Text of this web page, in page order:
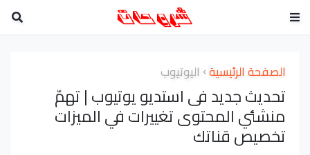
الصفحة الرئيسية اليوتيوب
تحديث جديد فى استديو يوتيوب | تهمّ
منشئي المحتوى تغييرات في الميزات
تخصيص قناتك